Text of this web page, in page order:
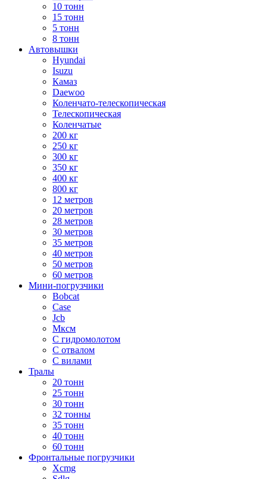
10 тонн
15 тонн
5 тонн
8 тонн
Автовышки
Hyundai
Isuzu
Камаз
Daewoo
Коленчато-телескопическая
Телескопическая
Коленчатые
200 кг
250 кг
300 кг
350 кг
400 кг
800 кг
12 метров
20 метров
28 метров
30 метров
35 метров
40 метров
50 метров
60 метров
Мини-погрузчики
Bobcat
Case
Jcb
Мксм
С гидромолотом
С отвалом
С вилами
Тралы
20 тонн
25 тонн
30 тонн
32 тонны
35 тонн
40 тонн
60 тонн
Фронтальные погрузчики
Xcmg